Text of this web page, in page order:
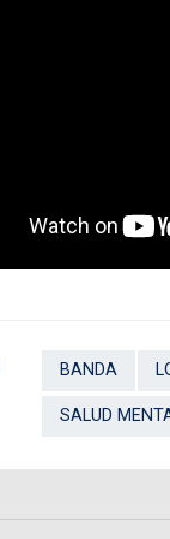
BANDA
SALUD